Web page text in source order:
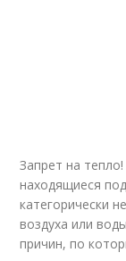
Запрет на
находящиеся
категорически
воздуха или
причин, по